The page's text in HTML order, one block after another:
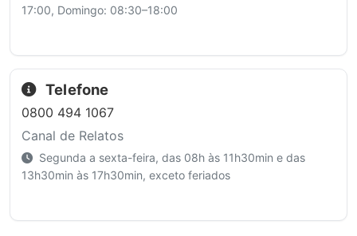
17:00, Domingo: 08:30–18:00
Telefone
0800 494 1067
Canal de Relatos
Segunda a sexta-feira, das 08h às 11h30min e das
13h30min às 17h30min, exceto feriados